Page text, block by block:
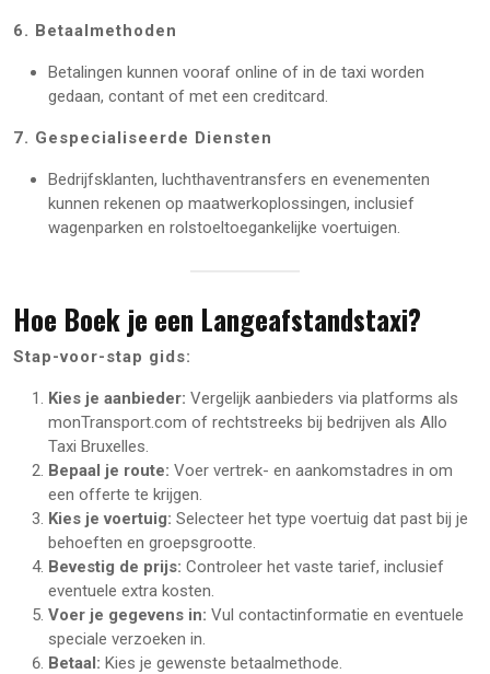
6. Betaalmethoden
Betalingen kunnen vooraf online of in de taxi worden
gedaan, contant of met een creditcard.
7. Gespecialiseerde Diensten
Bedrijfsklanten, luchthaventransfers en evenementen
kunnen rekenen op maatwerkoplossingen, inclusief
wagenparken en rolstoeltoegankelijke voertuigen.
Hoe Boek je een Langeafstandstaxi?
Stap-voor-stap gids:
Kies je aanbieder: Vergelijk aanbieders via platforms als
monTransport.com of rechtstreeks bij bedrijven als Allo
Taxi Bruxelles.
Bepaal je route: Voer vertrek- en aankomstadres in om
een offerte te krijgen.
Kies je voertuig: Selecteer het type voertuig dat past bij je
behoeften en groepsgrootte.
Bevestig de prijs: Controleer het vaste tarief, inclusief
eventuele extra kosten.
Voer je gegevens in: Vul contactinformatie en eventuele
speciale verzoeken in.
Betaal: Kies je gewenste betaalmethode.